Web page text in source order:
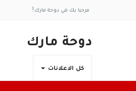
مرحبا بك في دوحة مارك!
دوحة مارك
كل الاعلانات